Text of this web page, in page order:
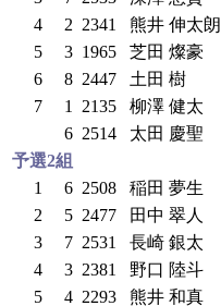
4
2 2341 熊井 伸太朗
5
3 1965 芝田 燦豪
6
8 2447 土田 樹
7
1 2135 柳澤 健太
6 2514 太田 慶聖
予選2組
1
6 2508 稲田 夢生
2
5 2477 田中 翠人
3
7 2531 長崎 銀太
4
3 2381 野口 陸斗
5
4 2293 熊井 和真